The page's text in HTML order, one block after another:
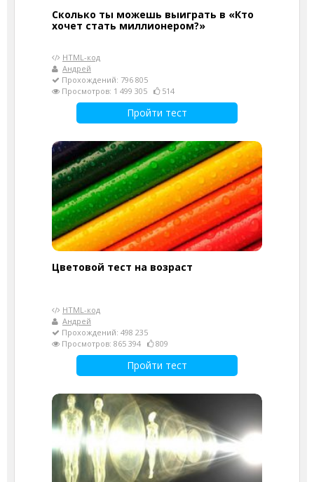
Сколько ты можешь выиграть в «Кто
хочет стать миллионером?»
HTML-код
Андрей
Прохождений: 796 805
Просмотров: 1 499 305
514
Пройти тест
Цветовой тест на возраст
HTML-код
Андрей
Прохождений: 498 235
Просмотров: 865 394
809
Пройти тест